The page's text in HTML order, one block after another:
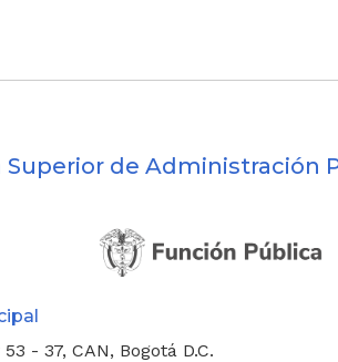
Superior de Administración
- 37, CAN, Bogotá D.C.